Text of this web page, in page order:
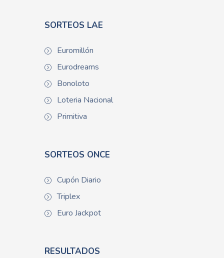
SORTEOS LAE
Euromillón
Eurodreams
Bonoloto
Loteria Nacional
Primitiva
SORTEOS ONCE
Cupón Diario
Triplex
Euro Jackpot
RESULTADOS